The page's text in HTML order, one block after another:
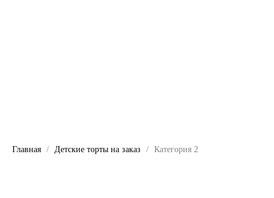
Главная Детские торты на заказ Категория 2